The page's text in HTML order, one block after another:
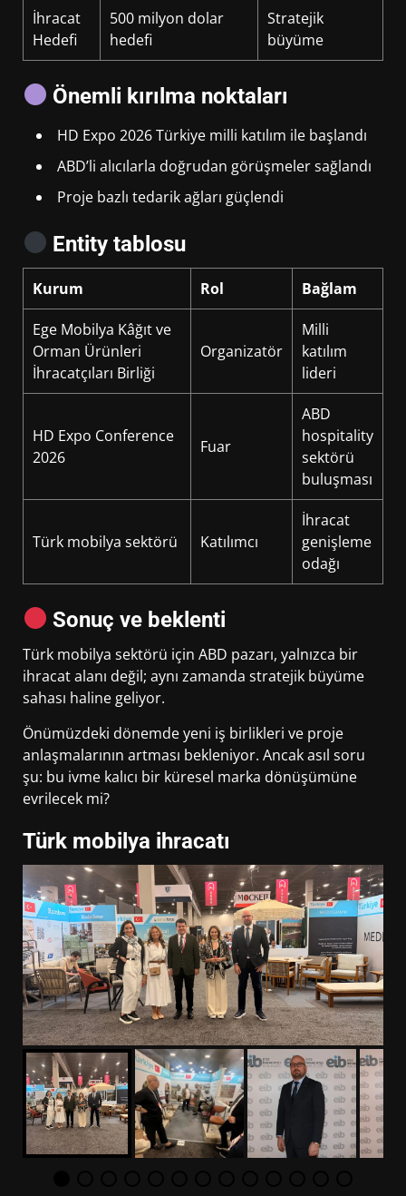
İhracat
Hedefi
500 milyon dolar
hedefi
Stratejik
büyüme
Önemli kırılma noktaları
HD Expo 2026 Türkiye milli katılım ile başlandı
ABD’li alıcılarla doğrudan görüşmeler sağlandı
Proje bazlı tedarik ağları güçlendi
Entity tablosu
Kurum Rol Bağlam
Ege Mobilya Kâğıt ve
Orman Ürünleri
İhracatçıları Birliği
Organizatör
Milli
katılım
lideri
HD Expo Conference
2026
Fuar
ABD
hospitality
sektörü
buluşması
Türk mobilya sektörü Katılımcı
İhracat
genişleme
odağı
Sonuç ve beklenti
Türk mobilya sektörü için ABD pazarı, yalnızca bir
ihracat alanı değil; aynı zamanda stratejik büyüme
sahası haline geliyor.
Önümüzdeki dönemde yeni iş birlikleri ve proje
anlaşmalarının artması bekleniyor. Ancak asıl soru
şu: bu ivme kalıcı bir küresel marka dönüşümüne
evrilecek mi?
Türk mobilya ihracatı